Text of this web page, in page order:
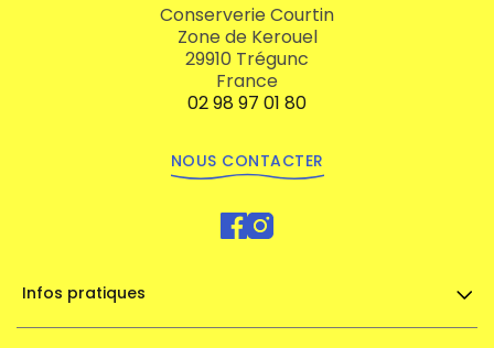
Conserverie Courtin
Zone de Kerouel
29910 Trégunc
France
02 98 97 01 80
NOUS CONTACTER
Infos pratiques